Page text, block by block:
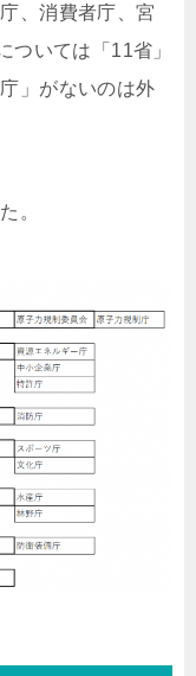
、消費者庁、宮
ついては「11省」
」がないのは外
。